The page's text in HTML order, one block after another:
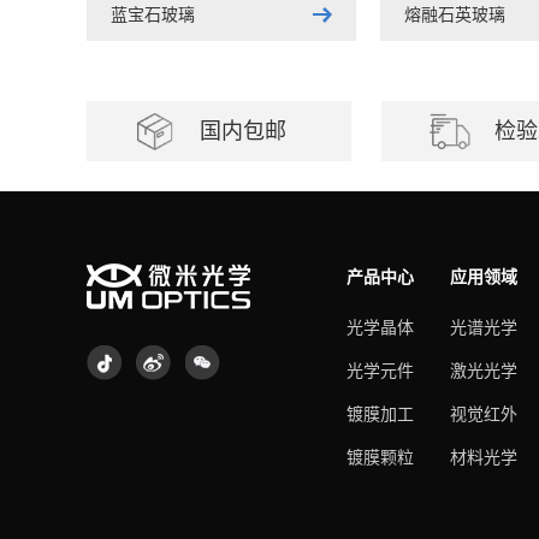
蓝宝石玻璃 熔融石英玻璃
国内包邮 检
产品中心
光学晶体
光学元件
镀膜加工
镀膜颗粒
应用领域
光谱光学
激光光学
视觉红外
材料光学